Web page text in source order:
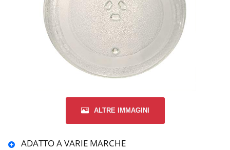
ALTRE IMMAGINI
ADATTO A VARIE MARCHE